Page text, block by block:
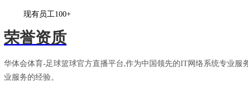
现有员工100+
荣誉资质
华体会体育-足球篮球官方直播平台,作为中国领先的IT网络系统专业
业服务的经验。